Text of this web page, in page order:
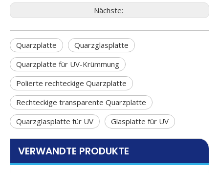
Nächste:
Quarzplatte
Quarzglasplatte
Quarzplatte für UV-Krümmung
Polierte rechteckige Quarzplatte
Rechteckige transparente Quarzplatte
Quarzglasplatte für UV
Glasplatte für UV
VERWANDTE PRODUKTE